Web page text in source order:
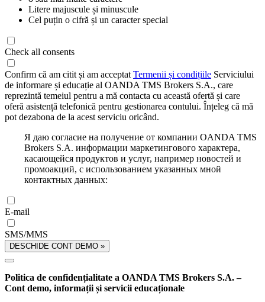
Litere majuscule și minuscule
Cel puțin o cifră și un caracter special
Check all consents
Confirm că am citit și am acceptat Termenii și condițiile Serviciului
de informare și educație al OANDA TMS Brokers S.A., care
reprezintă temeiul pentru a mă contacta cu această ofertă și care
oferă asistență telefonică pentru gestionarea contului. Înțeleg că mă
pot dezabona de la acest serviciu oricând.
Я даю согласие на получение от компании OANDA TMS
Brokers S.A. информации маркетингового характера,
касающейся продуктов и услуг, например новостей и
промоакций, с использованием указанных мной
контактных данных:
E-mail
SMS/MMS
DESCHIDE CONT DEMO »
Politica de confidențialitate a OANDA TMS Brokers S.A. –
Cont demo, informații și servicii educaționale